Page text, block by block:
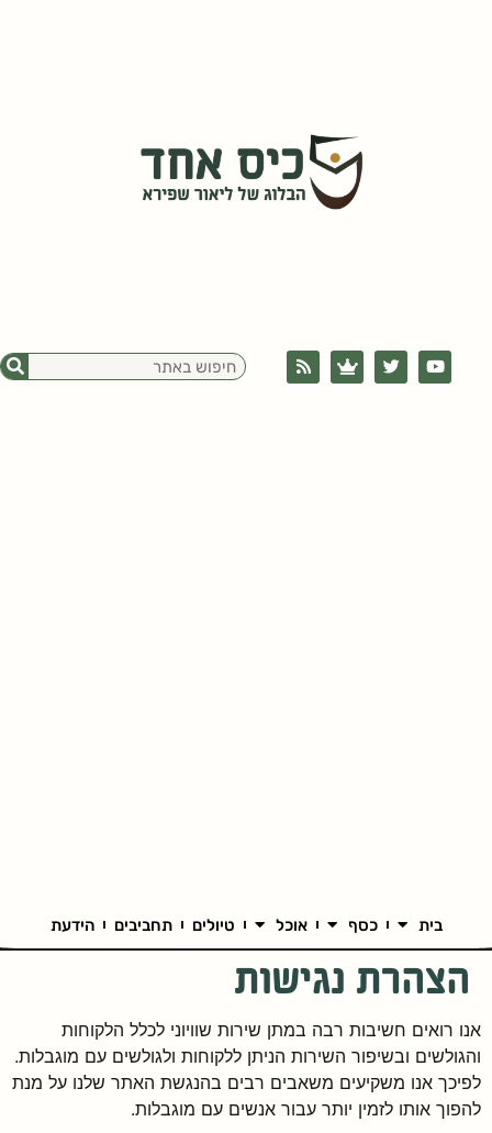
בית כסף אוכל טיולים תחביבים הידעת
הצהרת נגישות
אנו רואים חשיבות רבה במתן שירות שוויוני לכלל הלקוחות
והגולשים ובשיפור השירות הניתן ללקוחות ולגולשים עם מוגבלות.
לפיכך אנו משקיעים משאבים רבים בהנגשת האתר שלנו על מנת
להפוך אותו לזמין יותר עבור אנשים עם מוגבלות.